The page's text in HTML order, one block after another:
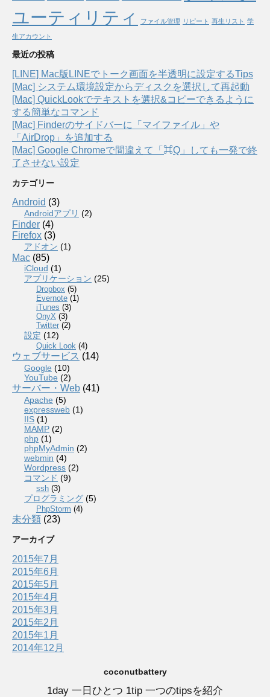
ユーティリティ
ファイル管理 リピート 再生リスト 学
生アカウント
最近の投稿
[LINE] Mac版LINEでトーク画面を半透明に設定するTips
[Mac] システム環境設定からディスクを選択して再起動
[Mac] QuickLookでテキストを選択&コピーできるように
する簡単なコマンド
[Mac] Finderのサイドバーに「マイファイル」や
「AirDrop」を追加する
[Mac] Google Chromeで間違えて「⌘Q」しても一発で終
了させない設定
カテゴリー
Android (3)
Androidアプリ (2)
Finder (4)
Firefox (3)
アドオン (1)
Mac (85)
iCloud (1)
アプリケーション (25)
Dropbox (5)
Evernote (1)
iTunes (3)
OnyX (3)
Twitter (2)
設定 (12)
Quick Look (4)
ウェブサービス (14)
Google (10)
YouTube (2)
サーバー・Web (41)
Apache (5)
expressweb (1)
IIS (1)
MAMP (2)
php (1)
phpMyAdmin (2)
webmin (4)
Wordpress (2)
コマンド (9)
ssh (3)
プログラミング (5)
PhpStorm (4)
未分類 (23)
アーカイブ
2015年7月
2015年6月
2015年5月
2015年4月
2015年3月
2015年2月
2015年1月
2014年12月
coconutbattery
1day 一日ひとつ 1tip 一つのtipsを紹介